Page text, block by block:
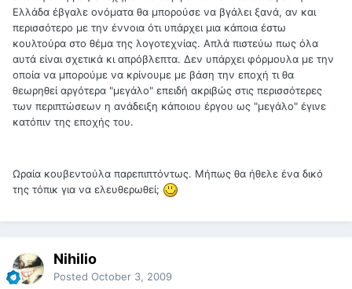
Ελλάδα έβγαλε ονόματα θα μπορούσε να βγάλει ξανά, αν και
περισσότερο με την έννοια ότι υπάρχει μια κάποια έστω
κουλτούρα στο θέμα της λογοτεχνίας. Απλά πιστεύω πως όλα
αυτά είναι σχετικά κι απρόβλεπτα. Δεν υπάρχει φόρμουλα με την
οποία να μπορούμε να κρίνουμε με βάση την εποχή τι θα
θεωρηθεί αργότερα "μεγάλο" επειδή ακριβώς στις περισσότερες
των περιπτώσεων η ανάδειξη κάποιου έργου ως "μεγάλο" έγινε
κατόπιν της εποχής του.
Ωραία κουβεντούλα παρεπιπτόντως. Μήπως θα ήθελε ένα δικό
της τόπικ για να ελευθερωθεί;
Nihilio
Posted October 3, 2009